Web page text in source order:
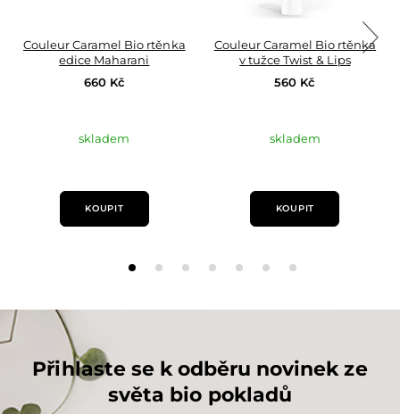
Couleur Caramel Bio rtěnka
edice Maharani
660 Kč
skladem
KOUPIT
Couleur Caramel Bio rtěnka
v tužce Twist & Lips
560 Kč
skladem
KOUPIT
Přihlaste se k odběru novinek ze
světa bio pokladů